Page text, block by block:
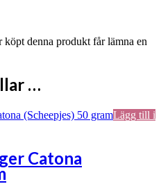
denna produkt får lämna en
…
Lägg till i
Catona